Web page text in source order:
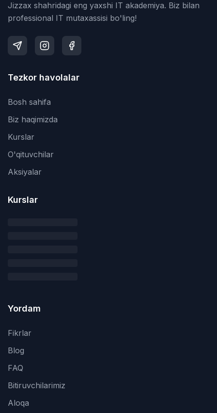
Jizzax shahridagi eng yaxshi IT akademiya. Biz bilan
professional IT mutaxassisi bo'ling!
Tezkor havolalar
Bosh sahifa
Biz haqimizda
Kurslar
O'qituvchilar
Aksiyalar
Kurslar
Yordam
Fikrlar
Blog
FAQ
Bitiruvchilarimiz
Aloqa